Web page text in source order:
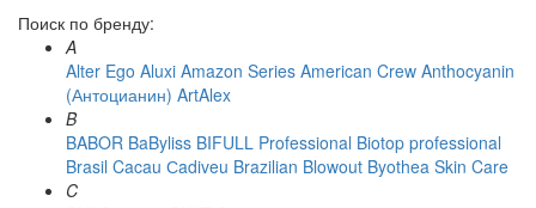
Поиск по бренду:
A
Alter Ego Aluxi Amazon Series American Crew Anthocyanin
(Антоцианин) ArtAlex
B
BABOR BaByliss BIFULL Professional Biotop professional
Brasil Cacau Сadiveu Brazilian Blowout Byothea Skin Care
C